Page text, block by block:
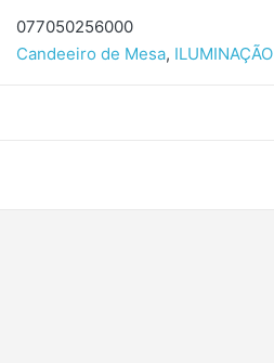
077050256000
Candeeiro de Mesa, ILUMINAÇÃO